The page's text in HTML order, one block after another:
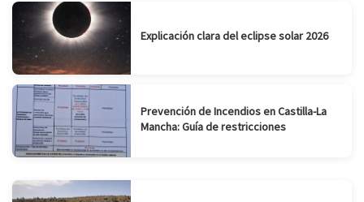
Explicación clara del eclipse solar 2026
Prevención de Incendios en Castilla-La
Mancha: Guía de restricciones